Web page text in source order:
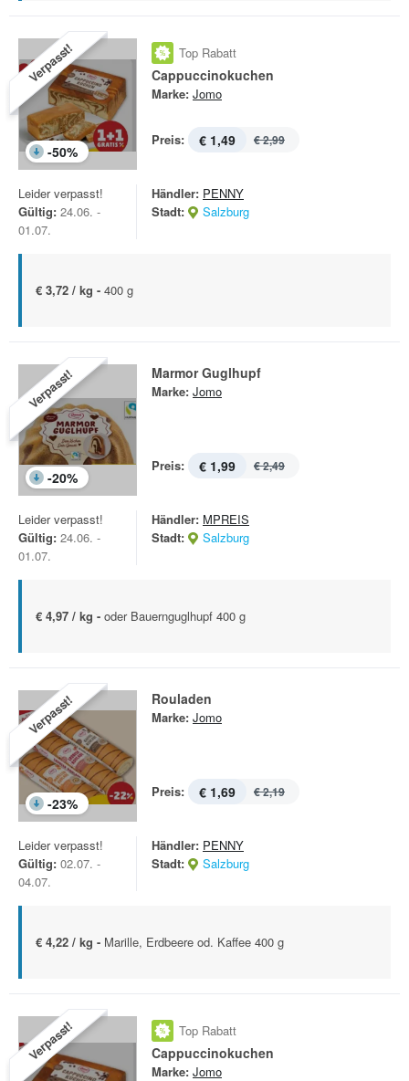
Verpasst!
-50%
Top Rabatt
Cappuccinokuchen
Marke: Jomo
Preis: € 1,49 € 2,99
Leider verpasst!
Gültig: 24.06. -
01.07.
Händler: PENNY
Stadt:
Salzburg
€ 3,72 / kg - 400 g
Verpasst!
-20%
Marmor Guglhupf
Marke: Jomo
Preis: € 1,99 € 2,49
Leider verpasst!
Gültig: 24.06. -
01.07.
Händler: MPREIS
Stadt:
Salzburg
€ 4,97 / kg - oder Bauernguglhupf 400 g
Verpasst!
-23%
Rouladen
Marke: Jomo
Preis: € 1,69 € 2,19
Leider verpasst!
Gültig: 02.07. -
04.07.
Händler: PENNY
Stadt:
Salzburg
€ 4,22 / kg - Marille, Erdbeere od. Kaffee 400 g
Verpasst! Top Rabatt
Cappuccinokuchen
Marke: Jomo